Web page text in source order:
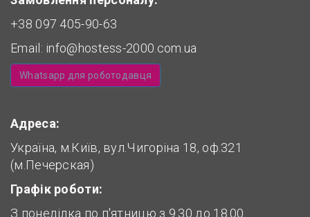
+38 097 405-90-63
Email: info@hostess-2000.com.ua
Whatsapp для роботодавця
Адреса:
Україна, м.Київ, вул.Чигоріна 18, оф.321
(м.Печерская)
Графік роботи:
З понеділка по п'ятницю з 9.30 до 18.00